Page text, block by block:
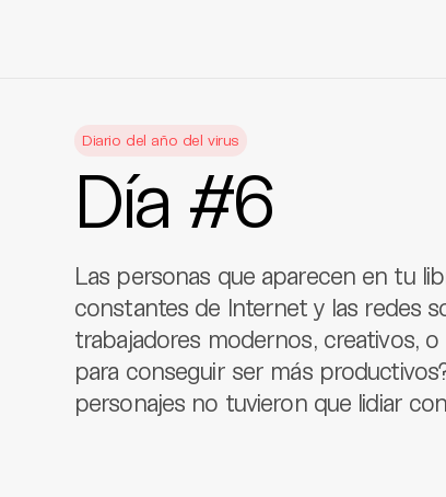
Diario del año del virus
Día #6
Las personas que aparecen en tu
constantes de Internet y las redes
trabajadores modernos, creativos,
para conseguir ser más
personajes no tuvieron que lidiar